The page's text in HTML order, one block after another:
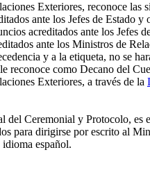
Exteriores, reconoce las
ante los Jefes de Estado y
acreditados ante los Jefes
ante los Ministros de
y a la etiqueta, no se
como Decano del
Exteriores, a través de la
del Ceremonial y Protocolo, es
para dirigirse por escrito al
español.